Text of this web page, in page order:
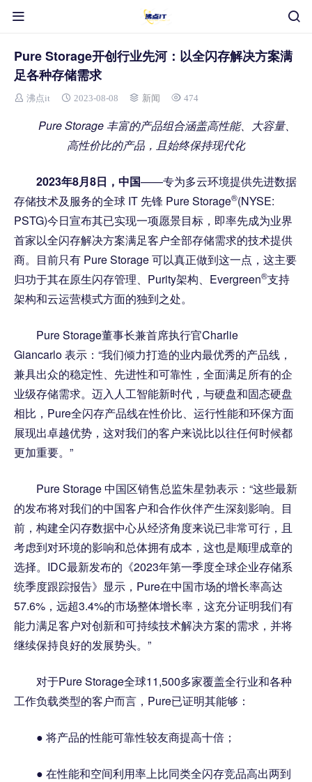
Pure Storage开创行业先河：以全闪存解决方案满
足各种存储需求
沸点it 2023-08-08 新闻 474
Pure Storage 丰富的产品组合涵盖高性能、大容量、
高性价比的产品，且始终保持现代化
2023年8月8日，中国——专为多云环境提供先进数据
存储技术及服务的全球 IT 先锋 Pure Storage®(NYSE:
PSTG)今日宣布其已实现一项愿景目标，即率先成为业界
首家以全闪存解决方案满足客户全部存储需求的技术提供
商。目前只有 Pure Storage 可以真正做到这一点，这主要
归功于其在原生闪存管理、Purity架构、Evergreen®支持
架构和云运营模式方面的独到之处。
Pure Storage董事长兼首席执行官Charlie
Giancarlo 表示：“我们倾力打造的业内最优秀的产品线，
兼具出众的稳定性、先进性和可靠性，全面满足所有的企
业级存储需求。迈入人工智能新时代，与硬盘和固态硬盘
相比，Pure全闪存产品线在性价比、运行性能和环保方面
展现出卓越优势，这对我们的客户来说比以往任何时候都
更加重要。”
Pure Storage 中国区销售总监朱星勃表示：“这些最新
的发布将对我们的中国客户和合作伙伴产生深刻影响。目
前，构建全闪存数据中心从经济角度来说已非常可行，且
考虑到对环境的影响和总体拥有成本，这也是顺理成章的
选择。IDC最新发布的《2023年第一季度全球企业存储系
统季度跟踪报告》显示，Pure在中国市场的增长率高达
57.6%，远超3.4%的市场整体增长率，这充分证明我们有
能力满足客户对创新和可持续技术解决方案的需求，并将
继续保持良好的发展势头。”
对于Pure Storage全球11,500多家覆盖全行业和各种
工作负载类型的客户而言，Pure已证明其能够：
● 将产品的性能可靠性较友商提高十倍；
● 在性能和空间利用率上比同类全闪存竞品高出两到